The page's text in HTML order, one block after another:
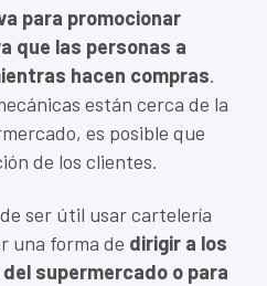
para promocionar
que las personas a
hacen compras.
están cerca de la
es posible que
de los clientes.
ser útil usar cartelería
una forma de dirigir a los
supermercado o para